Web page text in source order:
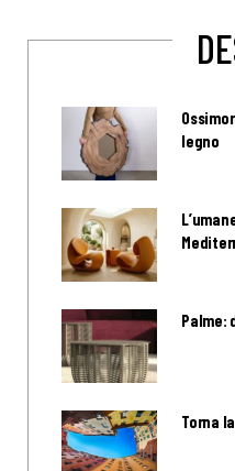
legno
Palme:
Torna